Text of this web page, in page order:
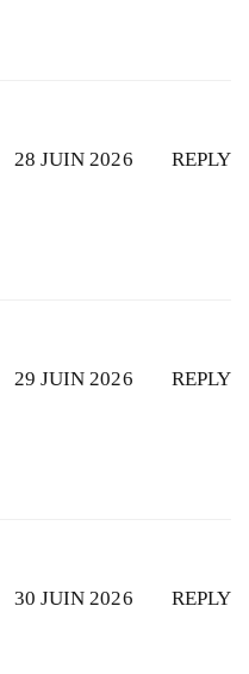
REPLY
28 JUIN 2026
REPLY
29 JUIN 2026
REPLY
30 JUIN 2026